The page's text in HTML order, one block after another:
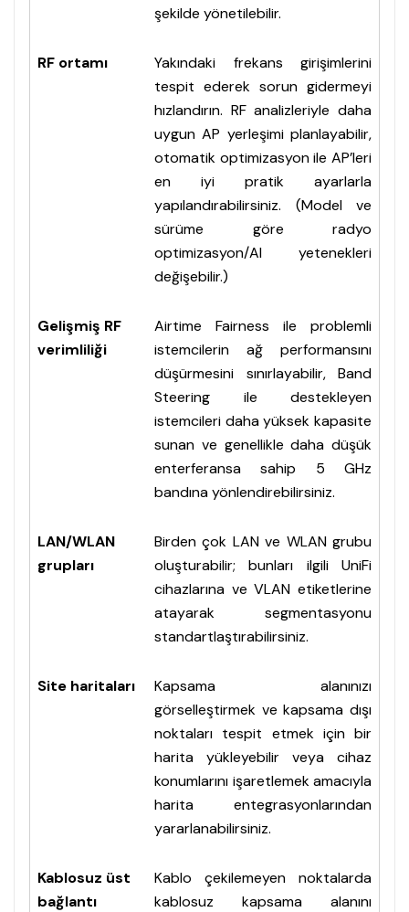
şekilde yönetilebilir.
RF ortamı
Yakındaki frekans girişimlerini
tespit ederek sorun gidermeyi
hızlandırın. RF analizleriyle daha
uygun AP yerleşimi planlayabilir,
otomatik optimizasyon ile AP’leri
en iyi pratik ayarlarla
yapılandırabilirsiniz. (Model ve
sürüme göre radyo
optimizasyon/AI yetenekleri
değişebilir.)
Gelişmiş RF
verimliliği
Airtime Fairness ile problemli
istemcilerin ağ performansını
düşürmesini sınırlayabilir, Band
Steering ile destekleyen
istemcileri daha yüksek kapasite
sunan ve genellikle daha düşük
enterferansa sahip 5 GHz
bandına yönlendirebilirsiniz.
LAN/WLAN
grupları
Birden çok LAN ve WLAN grubu
oluşturabilir; bunları ilgili UniFi
cihazlarına ve VLAN etiketlerine
atayarak segmentasyonu
standartlaştırabilirsiniz.
Site haritaları
Kapsama alanınızı
görselleştirmek ve kapsama dışı
noktaları tespit etmek için bir
harita yükleyebilir veya cihaz
konumlarını işaretlemek amacıyla
harita entegrasyonlarından
yararlanabilirsiniz.
Kablosuz üst
bağlantı
Kablo çekilemeyen noktalarda
kablosuz kapsama alanını